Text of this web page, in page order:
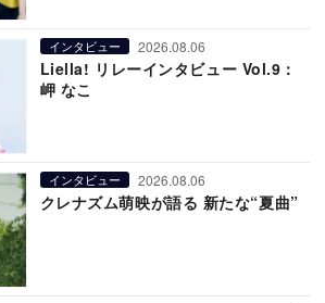
インタビュー 2026.08.06
Liella! リレーインタビュー Vol.9：
岬 なこ
インタビュー 2026.08.06
クレナズム萌映が語る 新たな“夏曲”